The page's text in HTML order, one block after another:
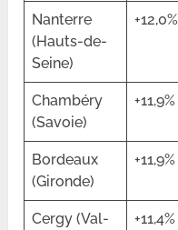
Nanterre
(Hauts-de-
Seine)
+12,0%
Chambéry
(Savoie)
+11,9%
Bordeaux
(Gironde)
+11,9%
Cergy (Val-
+11,4%